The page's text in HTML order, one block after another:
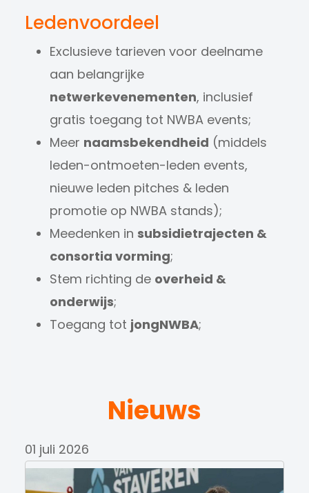
Ledenvoordeel
Exclusieve tarieven voor deelname
aan belangrijke
netwerkevenementen, inclusief
gratis toegang tot NWBA events;
Meer naamsbekendheid (middels
leden-ontmoeten-leden events,
nieuwe leden pitches & leden
promotie op NWBA stands);
Meedenken in subsidietrajecten &
consortia vorming;
Stem richting de overheid &
onderwijs;
Toegang tot jongNWBA;
Nieuws
01 juli 2026